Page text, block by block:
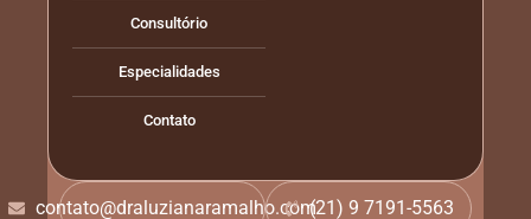
Consultório
Especialidades
Contato
contato@draluzianaramalho.com(21) 9 7191-5563